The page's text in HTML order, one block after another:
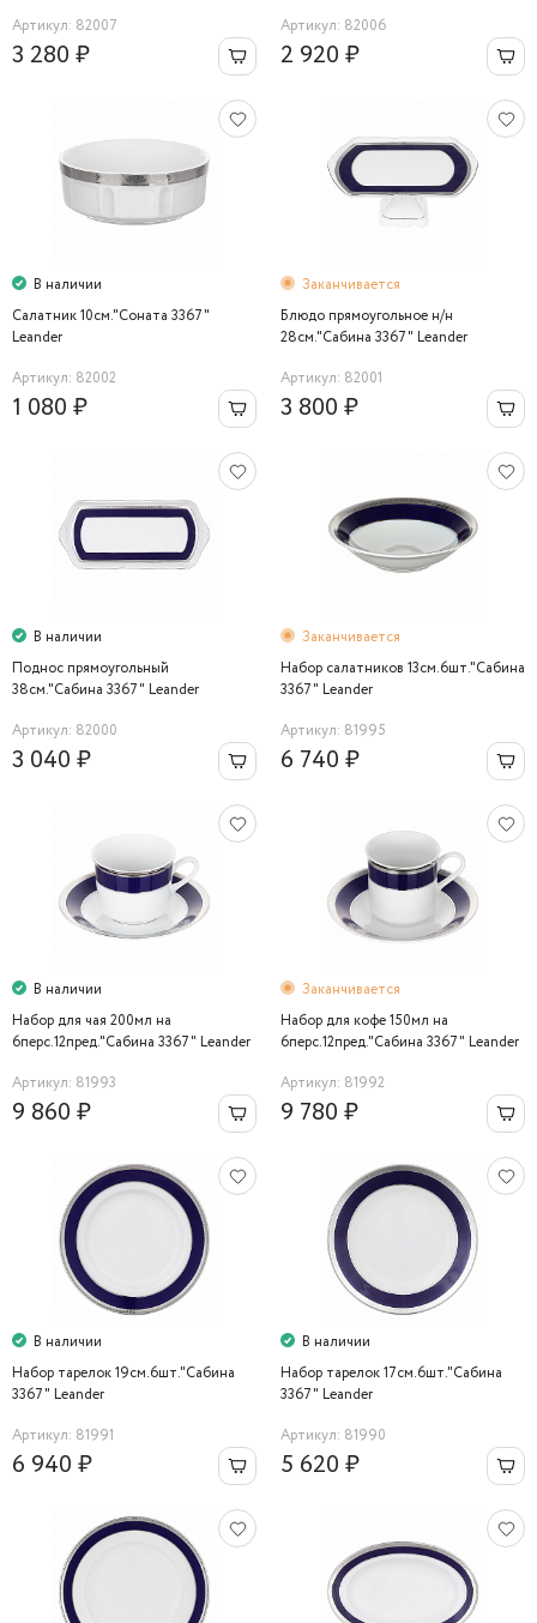
Артикул: 82007
3 280 ₽
Артикул: 82006
2 920 ₽
В наличии
Салатник 10см."Соната 3367"
Leander
Артикул: 82002
1 080 ₽
Заканчивается
Блюдо прямоугольное н/н
28см."Сабина 3367" Leander
Артикул: 82001
3 800 ₽
В наличии
Поднос прямоугольный
38см."Сабина 3367" Leander
Артикул: 82000
3 040 ₽
Заканчивается
Набор салатников 13см.6шт."Сабина
3367" Leander
Артикул: 81995
6 740 ₽
В наличии
Набор для чая 200мл на
6перс.12пред."Сабина 3367" Leander
Артикул: 81993
9 860 ₽
Заканчивается
Набор для кофе 150мл на
6перс.12пред."Сабина 3367" Leander
Артикул: 81992
9 780 ₽
В наличии
Набор тарелок 19см.6шт."Сабина
3367" Leander
Артикул: 81991
6 940 ₽
В наличии
Набор тарелок 17см.6шт."Сабина
3367" Leander
Артикул: 81990
5 620 ₽